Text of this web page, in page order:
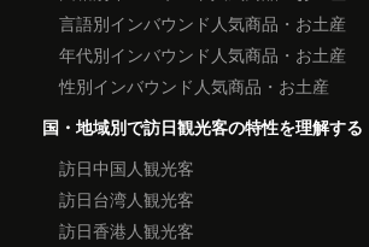
言語別インバウンド人気商品・お土産
年代別インバウンド人気商品・お土産
性別インバウンド人気商品・お土産
国・地域別で訪日観光客の特性を理解する
訪日中国人観光客
訪日台湾人観光客
訪日香港人観光客